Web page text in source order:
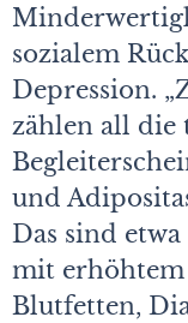
sozialem
Depression.
zählen all die
und
Das sind
mit erhöhtem
Blutfetten,